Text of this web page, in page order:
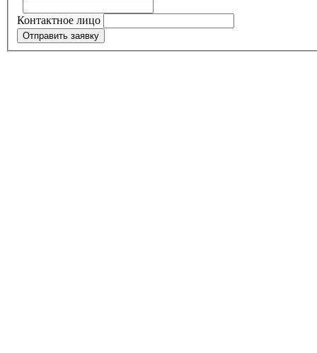
Контактное лицо
Отправить заявку